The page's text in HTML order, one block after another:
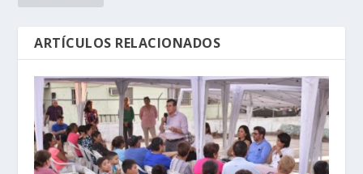
ARTÍCULOS RELACIONADOS